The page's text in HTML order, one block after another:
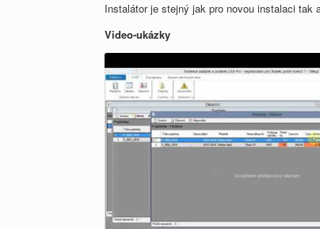
Instalátor je stejný jak pro novou instalaci tak
Video-ukázky